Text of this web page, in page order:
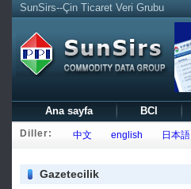
SunSirs--Çin Ticaret Veri Grubu
Ana sayfa BCI
Diller: 中文 english 日本語
Gazetecilik